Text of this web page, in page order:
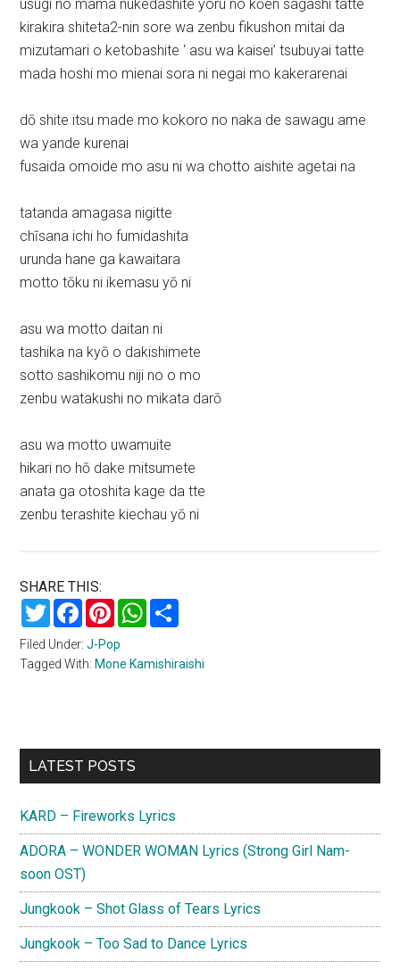
usugi no mama nukedashite yoru no kōen sagashi tatte
kirakira shiteta2-nin sore wa zenbu fikushon mitai da
mizutamari o ketobashite ‘ asu wa kaisei’ tsubuyai tatte
mada hoshi mo mienai sora ni negai mo kakerarenai
dō shite itsu made mo kokoro no naka de sawagu ame
wa yande kurenai
fusaida omoide mo asu ni wa chotto aishite agetai na
tatanda amagasa nigitte
chīsana ichi ho fumidashita
urunda hane ga kawaitara
motto tōku ni ikemasu yō ni
asu wa motto daitan ni
tashika na kyō o dakishimete
sotto sashikomu niji no o mo
zenbu watakushi no mikata darō
asu wa motto uwamuite
hikari no hō dake mitsumete
anata ga otoshita kage da tte
zenbu terashite kiechau yō ni
SHARE THIS:
TwitterFacebookPinterestWhatsApp
Filed Under:J-Pop
Tagged With: Mone Kamishiraishi
Primary
LATEST POSTS
KARD – Fireworks Lyrics
ADORA – WONDER WOMAN Lyrics (Strong Girl Nam-
soon OST)
Jungkook – Shot Glass of Tears Lyrics
Jungkook – Too Sad to Dance Lyrics